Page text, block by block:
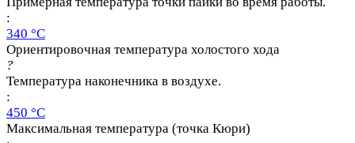
:
340 °C
Ориентировочная температура холостого хода
?
Температура наконечника в воздухе.
:
450 °C
Максимальная температура (точка Кюри)